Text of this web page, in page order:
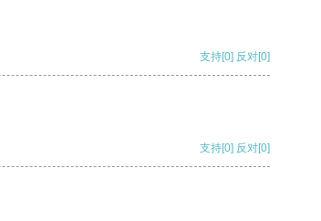
支持[0] 反对[0]
支持[0] 反对[0]